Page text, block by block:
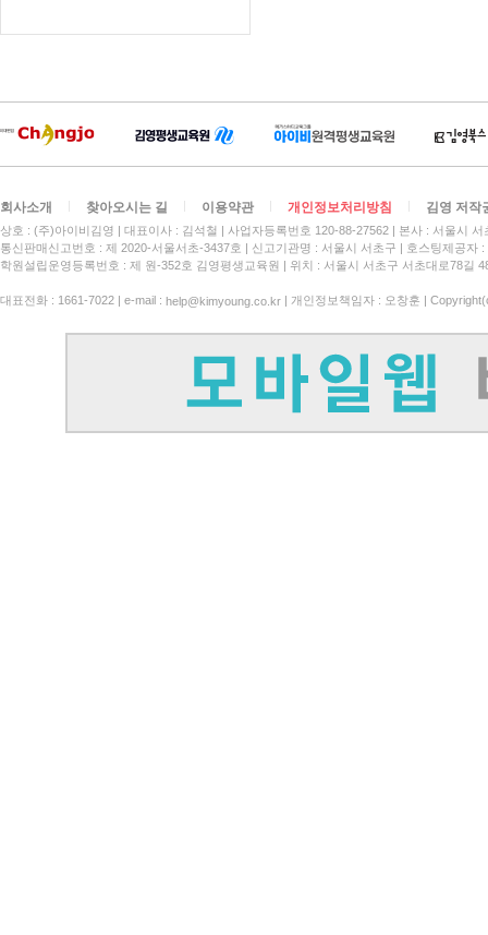
회사소개 찾아오시는 길 이용약관 개인정보처리방침 김영 저작
상호 : (주)아이비김영 대표이사 : 김석철 사업자등록번호 120-88-27562
본사 : 서울시
통신판매신고번호 : 제 2020-서울서초-3437호
신고기관명 : 서울시 서초구
호스팅제공자
학원설립운영등록번호 : 제 원-352호 김영평생교육원 | 위치 : 서울시 서초구 서초대로78길
대표전화 : 1661-7022 | e-mail : help@kimyoung.co.kr | 개인정보책임자 : 오창훈 |